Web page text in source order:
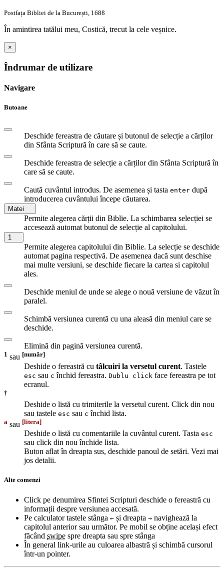
Postfața Bibliei de la București, 1688
În amintirea tatălui meu, Costică, trecut la cele veșnice.
×
Îndrumar de utilizare
Navigare
Butoane
Deschide fereastra de căutare și butonul de selecție a cărților
din Sfânta Scriptură în care să se caute.
Deschide fereastra de selecție a cărților din Sfânta Scriptură în
care să se caute.
Caută cuvântul introdus. De asemenea și tasta enter după
introducerea cuvântului începe căutarea.
Matei
Permite alegerea cărții din Biblie. La schimbarea selecției se
accesează automat butonul de selecție al capitolului.
1
Permite alegerea capitolului din Biblie. La selecție se deschide
automat pagina respectivă. De asemenea dacă sunt deschise
mai multe versiuni, se deschide fiecare la cartea si capitolul
ales.
Deschide meniul de unde se alege o nouă versiune de văzut în
paralel.
Schimbă versiunea curentă cu una aleasă din meniul care se
deschide.
Elimină din pagină versiunea curentă.
1 sau [număr]
Deshide o fereastră cu tâlcuiri la versetul curent. Tastele
esc sau c închid fereastra. Dublu click face fereastra pe tot
ecranul.
†
Deshide o listă cu trimiterile la versetul curent. Click din nou
sau tastele esc sau c închid lista.
a sau [litera]
Deshide o listă cu comentariile la cuvântul curent. Tasta esc
sau click din nou închide lista.
Buton aflat în dreapta sus, deschide panoul de setări. Vezi mai
jos detalii.
Alte comenzi
Click pe denumirea Sfintei Scripturi deschide o fereastră cu
informații despre versiunea accesată.
Pe calculator tastele stânga ← și dreapta → navighează la
capitolul anterior sau următor. Pe mobil se obține același efect
făcând swipe spre dreapta sau spre stânga
În general link-urile au culoarea albastră și schimbă cursorul
într-un pointer.